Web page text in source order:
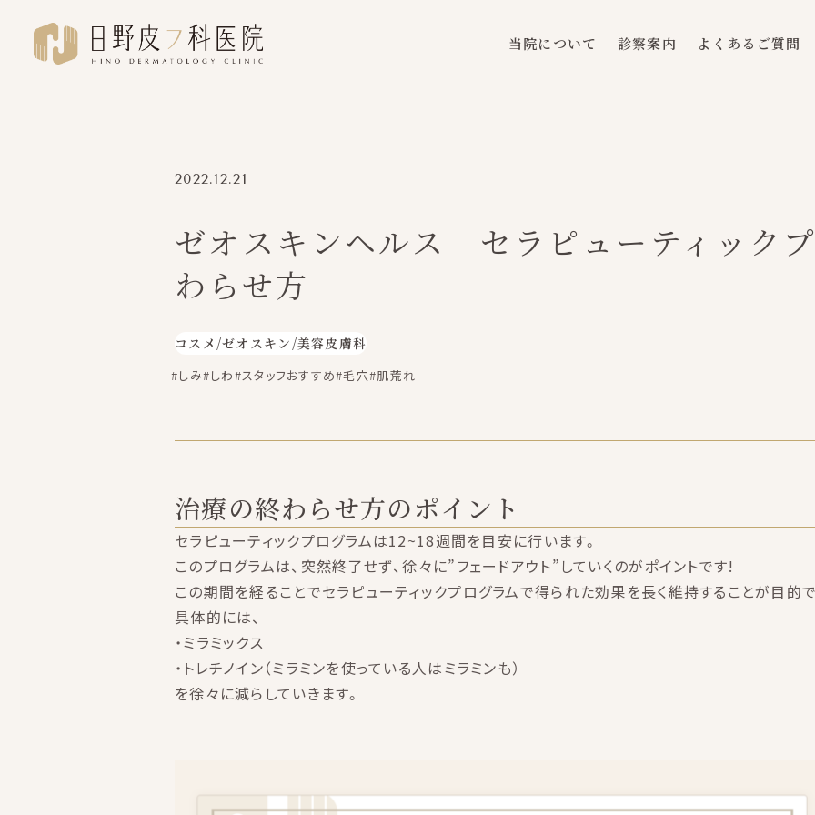
当院について 診察案内 よくあるご質問
2022.12.21
ゼオスキンヘルス セラピューティック
わらせ方
コスメ /ゼオスキン /美容皮膚科
#しみ#しわ#スタッフおすすめ#毛穴#肌荒れ
治療の終わらせ方のポイント
セラピューティックプログラムは12~18週間を目安に行います。
このプログラムは、突然終了せず、徐々に”フェードアウト”していくのがポイントです!
この期間を経ることでセラピューティックプログラムで得られた効果を長く維持することが目的
具体的には、
・ミラミックス
・トレチノイン（ミラミンを使っている人はミラミンも）
を徐々に減らしていきます。